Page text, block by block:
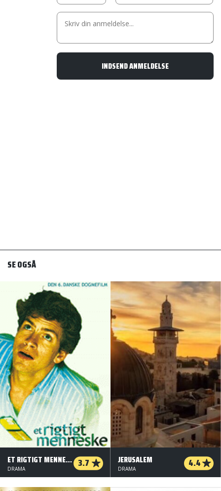
SE OGSÅ
ET RIGTIGT MENNESKE 3.7
DRAMA
JERUSALEM 4.4
DRAMA